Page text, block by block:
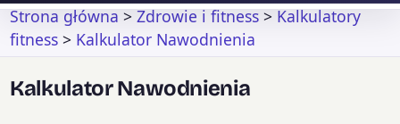
Strona główna>Zdrowie i fitness>Kalkulatory
fitness > Kalkulator Nawodnienia
Kalkulator Nawodnienia